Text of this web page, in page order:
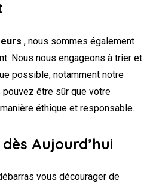
, nous sommes également
Nous nous engageons à trier et
possible, notamment notre
pouvez être sûr que votre
éthique et responsable.
Aujourd’hui
vous décourager de